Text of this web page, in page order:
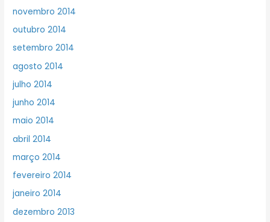
novembro 2014
outubro 2014
setembro 2014
agosto 2014
julho 2014
junho 2014
maio 2014
abril 2014
março 2014
fevereiro 2014
janeiro 2014
dezembro 2013